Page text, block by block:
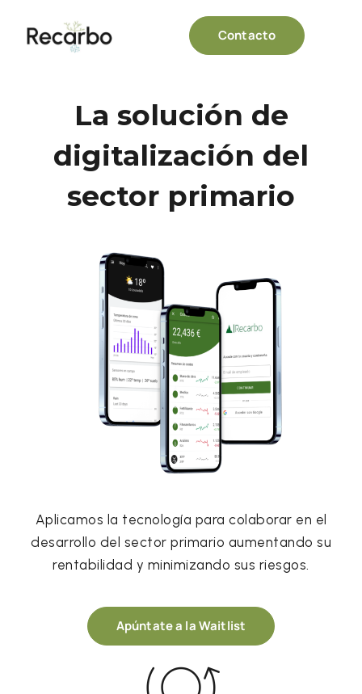
Contacto
La solución de
digitalización del
sector primario
Aplicamos la tecnología para colaborar en el
desarrollo del sector primario aumentando su
rentabilidad y minimizando sus riesgos.
Apúntate a la Waitlist